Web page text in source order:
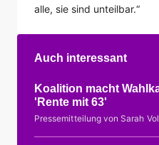
alle, sie sind unteilbar.“
Auch interessant
Koalition macht
'Rente mit 63'
Pressemitteilung von Sarah